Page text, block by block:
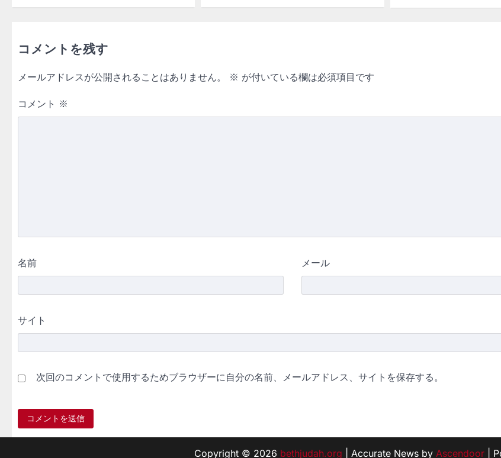
コメントを残す
メールアドレスが公開されることはありません。 ※ が付いている欄は必須項目です
コメント ※
名前 メール
サイト
次回のコメントで使用するためブラウザーに自分の名前、メールアドレス、サイトを保存する。
Copyright © 2026 bethjudah.org | Accurate News by Ascendoor |